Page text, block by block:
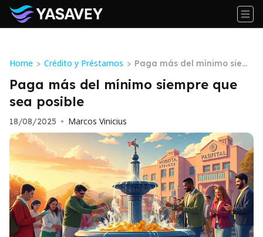
Home > Crédito y Préstamos > Paga más del mínimo siem
pre que sea posible
Paga más del mínimo siempre que
sea posible
18/08/2025 • Marcos Vinicius